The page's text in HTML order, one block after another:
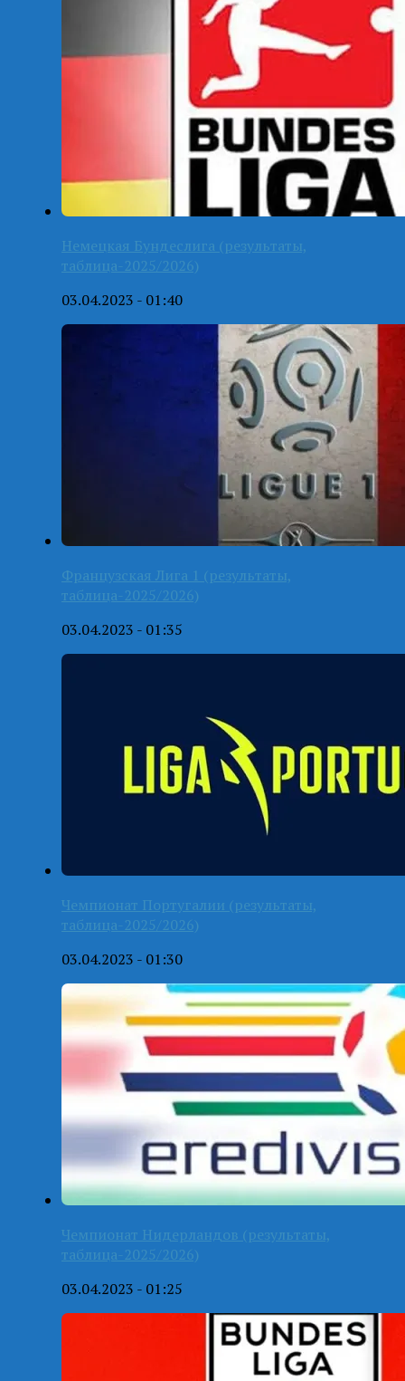
Немецкая Бундеслига (результаты,
таблица-2025/2026)
03.04.2023 - 01:40
Французская Лига 1 (результаты,
таблица-2025/2026)
03.04.2023 - 01:35
Чемпионат Португалии (результаты,
таблица-2025/2026)
03.04.2023 - 01:30
Чемпионат Нидерландов (результаты,
таблица-2025/2026)
03.04.2023 - 01:25